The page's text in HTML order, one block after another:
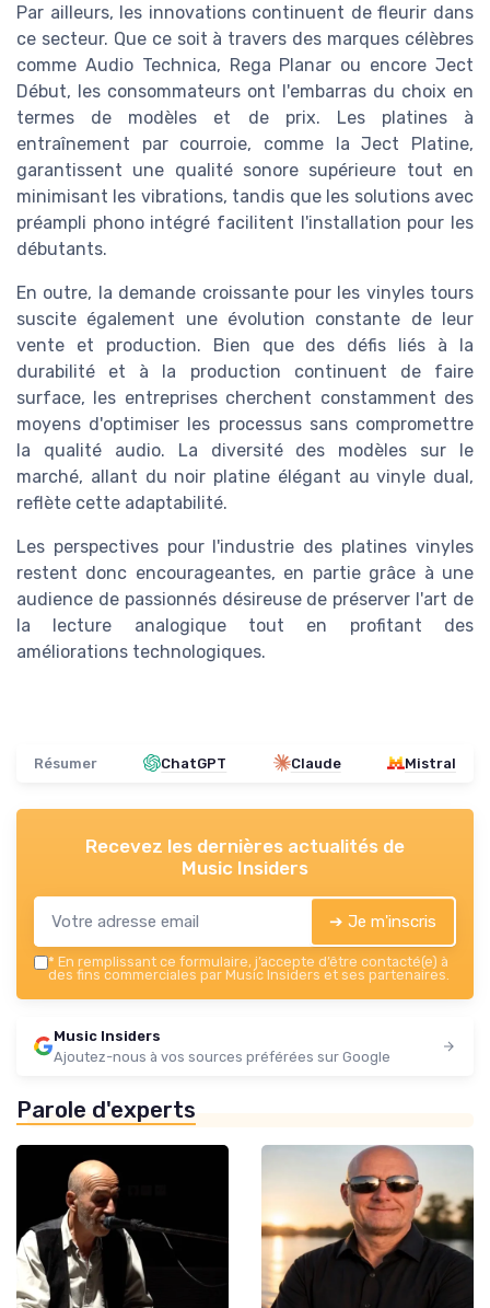
Par ailleurs, les innovations continuent de fleurir dans
ce secteur. Que ce soit à travers des marques célèbres
comme Audio Technica, Rega Planar ou encore Ject
Début, les consommateurs ont l'embarras du choix en
termes de modèles et de prix. Les platines à
entraînement par courroie, comme la Ject Platine,
garantissent une qualité sonore supérieure tout en
minimisant les vibrations, tandis que les solutions avec
préampli phono intégré facilitent l'installation pour les
débutants.
En outre, la demande croissante pour les vinyles tours
suscite également une évolution constante de leur
vente et production. Bien que des défis liés à la
durabilité et à la production continuent de faire
surface, les entreprises cherchent constamment des
moyens d'optimiser les processus sans compromettre
la qualité audio. La diversité des modèles sur le
marché, allant du noir platine élégant au vinyle dual,
reflète cette adaptabilité.
Les perspectives pour l'industrie des platines vinyles
restent donc encourageantes, en partie grâce à une
audience de passionnés désireuse de préserver l'art de
la lecture analogique tout en profitant des
améliorations technologiques.
Résumer ChatGPT Claude Mistral
Recevez les dernières actualités de
Music Insiders
➔ Je m'inscris
* En remplissant ce formulaire, j’accepte d’être contacté(e) à
des fins commerciales par Music Insiders et ses partenaires.
Music Insiders
Ajoutez-nous à vos sources préférées sur Google
Parole d'experts